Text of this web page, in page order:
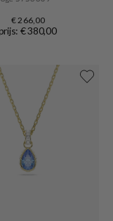
€ 266,00
€ 380,00